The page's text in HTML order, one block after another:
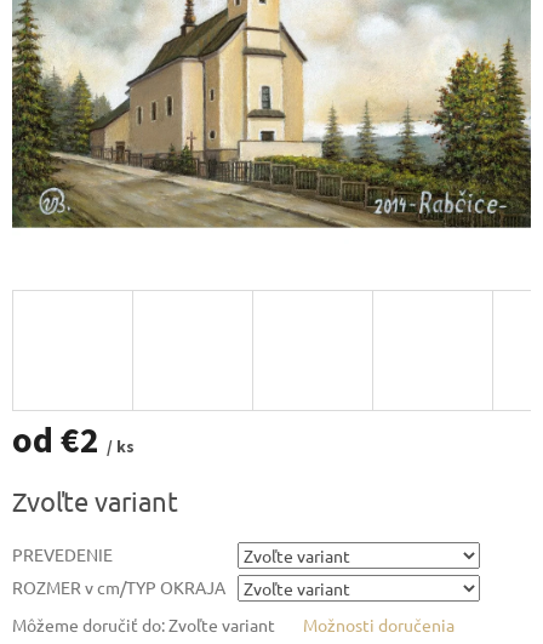
od€2 / ks
cena:
Zvoľte variant
PREVEDENIE
ROZMER v cm/TYP OKRAJA
Môžeme doručiť do:Zvoľte variant Možnosti doručenia